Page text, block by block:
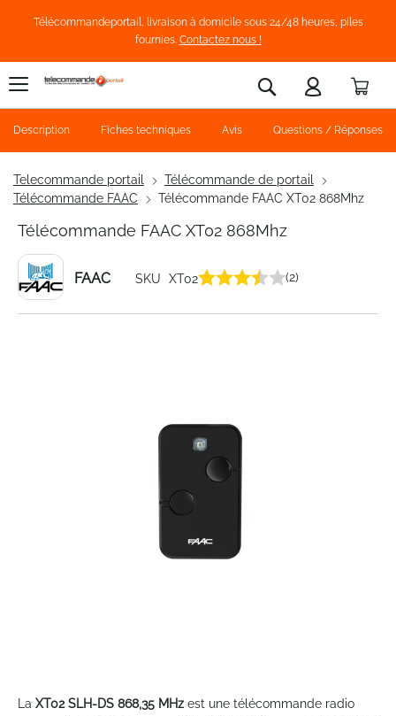
Télécommandeportail, livraison à domicile sous 24/48 heures, piles
fournies. Contactez nous !
Rechercher
Telecommande portail
Télécommande de portail
Télécommande FAAC
Télécommande FAAC XT02 868Mhz
Télécommande FAAC XT02 868Mhz
FAAC SKU XT02 (2)
to
La XT02 SLH-DS 868,35 MHz est une télécommande radio
Description Fiches techniques Avis Questions / Réponses